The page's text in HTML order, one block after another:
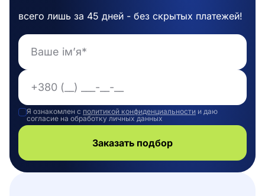
всего лишь за 45 дней - без скрытых платежей!
Ваше ім’я*
+380 (__) ___-__-__
Я ознакомлен с политикой конфиденциальности и даю
согласие на обработку личных данных
Заказать подбор